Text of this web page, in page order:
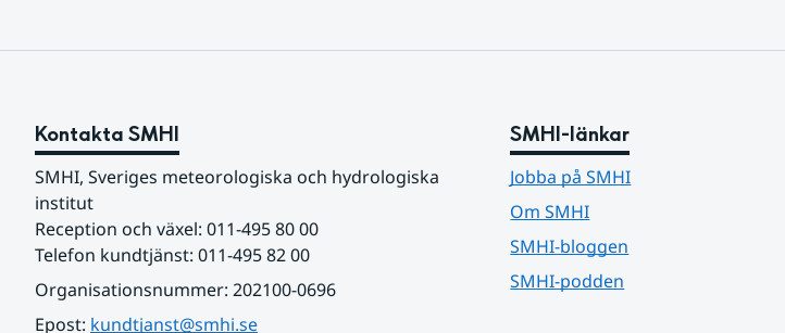
Kontakta SMHI
SMHI, Sveriges meteorologiska och hydrologiska
institut
Reception och växel: 011-495 80 00
Telefon kundtjänst: 011-495 82 00
Organisationsnummer: 202100-0696
Epost: kundtjanst@smhi.se
SMHI-länkar
Jobba på SMHI
Om SMHI
SMHI-bloggen
SMHI-podden